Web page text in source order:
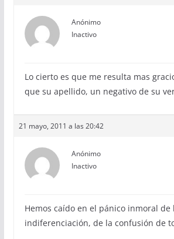
Anónimo
Inactivo
Lo cierto es que me resulta mas
que su apellido, un negativo de su
21 mayo, 2011 a las 20:42
Anónimo
Inactivo
Hemos caído en el pánico inmoral de
indiferenciación, de la confusión de